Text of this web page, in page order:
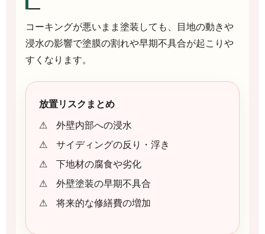
コーキングが悪いまま塗装しても、目地の動きや
浸水の影響で塗膜の割れや早期不具合が起こりや
すくなります。
放置リスクまとめ
外壁内部への浸水
サイディングの反り・浮き
下地材の腐食や劣化
外壁塗装の早期不具合
将来的な修繕費の増加